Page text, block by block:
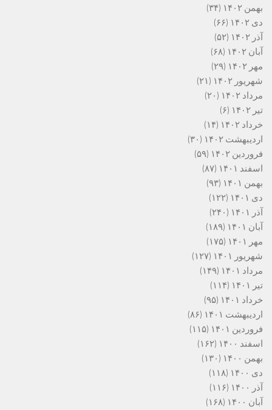
بهمن ۱۴۰۲
(۳۴)
دی ۱۴۰۲
(۶۶)
آذر ۱۴۰۲
(۵۲)
آبان ۱۴۰۲
(۶۸)
مهر ۱۴۰۲
(۲۹)
شهریور ۱۴۰۲
(۲۱)
مرداد ۱۴۰۲
(۲۰)
تیر ۱۴۰۲
(۶)
خرداد ۱۴۰۲
(۱۴)
اردیبهشت ۱۴۰۲
(۳۰)
فروردین ۱۴۰۲
(۵۹)
اسفند ۱۴۰۱
(۸۷)
بهمن ۱۴۰۱
(۹۳)
دی ۱۴۰۱
(۱۲۲)
آذر ۱۴۰۱
(۲۴۰)
آبان ۱۴۰۱
(۱۸۹)
مهر ۱۴۰۱
(۱۷۵)
شهریور ۱۴۰۱
(۱۲۷)
مرداد ۱۴۰۱
(۱۴۹)
تیر ۱۴۰۱
(۱۱۴)
خرداد ۱۴۰۱
(۹۵)
اردیبهشت ۱۴۰۱
(۸۶)
فروردین ۱۴۰۱
(۱۱۵)
اسفند ۱۴۰۰
(۱۶۲)
بهمن ۱۴۰۰
(۱۳۰)
دی ۱۴۰۰
(۱۱۸)
آذر ۱۴۰۰
(۱۱۶)
آبان ۱۴۰۰
(۱۶۸)